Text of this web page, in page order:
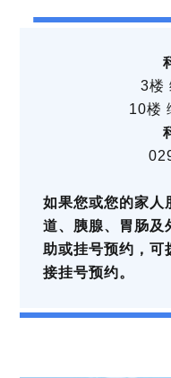
3楼
10楼
如果您或您的家人
道、胰腺、胃肠及
助或挂号预约，
接挂号预约。